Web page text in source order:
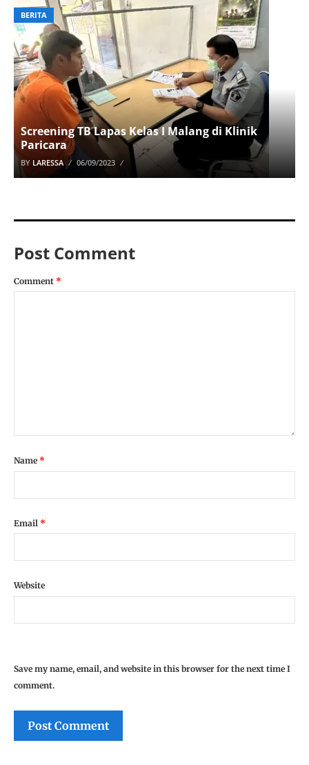
BERITA
Screening TB Lapas Kelas I Malang di Klinik
Paricara
BY LARESSA 06/09/2023
Post Comment
Comment *
Name *
Email *
Website
Save my name, email, and website in this browser for the next time I
comment.